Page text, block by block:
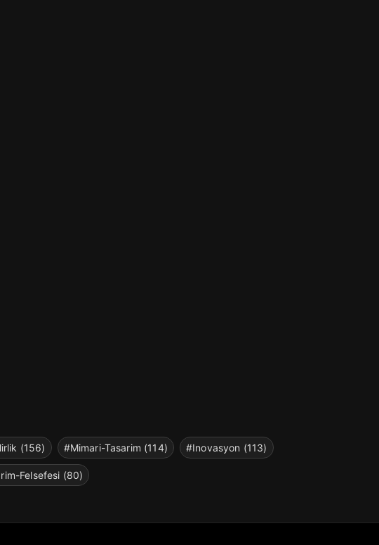
(156) #Mimari-Tasarim (114) #Inovasyon (113)
Felsefesi (80)